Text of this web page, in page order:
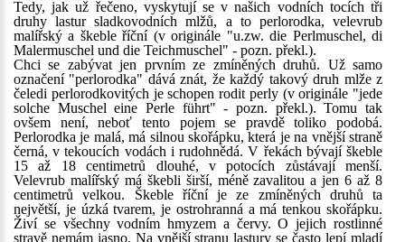
Tedy, jak už řečeno, vyskytují se v našich vodních tocích tři
druhy lastur sladkovodních mlžů, a to perlorodka, velevrub
malířský a škeble říční (v originále "u.zw. die Perlmuschel, di
Malermuschel und die Teichmuschel" - pozn. překl.).
Chci se zabývat jen prvním ze zmíněných druhů. Už samo
označení "perlorodka" dává znát, že každý takový druh mlže z
čeledi perlorodkovitých je schopen rodit perly (v originále "jede
solche Muschel eine Perle führt" - pozn. překl.). Tomu tak
ovšem není, neboť tento pojem se pravdě toliko podobá.
Perlorodka je malá, má silnou skořápku, která je na vnější straně
černá, v tekoucích vodách i rudohnědá. V řekách bývají škeble
15 až 18 centimetrů dlouhé, v potocích zůstávají menší.
Velevrub malířský má škebli širší, méně zavalitou a jen 6 až 8
centimetrů velkou. Škeble říční je ze zmíněných druhů ta
největší, je úzká tvarem, je ostrohranná a má tenkou skořápku.
Živí se všechny vodním hmyzem a červy. O jejich rostlinné
stravě nemám jasno. Na vnější stranu lastury se často lepí mladí